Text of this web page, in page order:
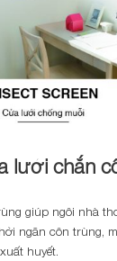
lưới chắn
giúp ngôi nhà
ngăn côn trùng,
huyết.